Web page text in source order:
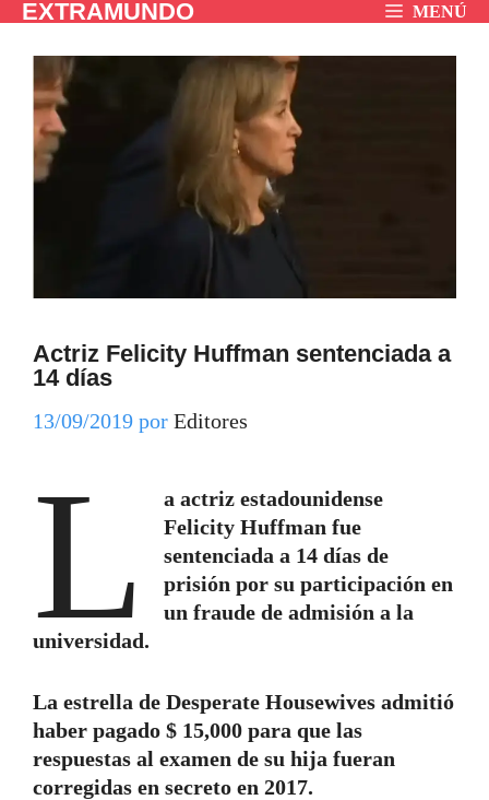
Saltar
contenido
EXTRAMUNDO MENÚ
Actriz Felicity Huffman sentenciada a
14 días
13/09/2019 por Editores
L
a actriz estadounidense
Felicity Huffman fue
sentenciada a 14 días de
prisión por su participación en
un fraude de admisión a la
universidad.
La estrella de Desperate Housewives admitió
haber pagado $ 15,000 para que las
respuestas al examen de su hija fueran
corregidas en secreto en 2017.